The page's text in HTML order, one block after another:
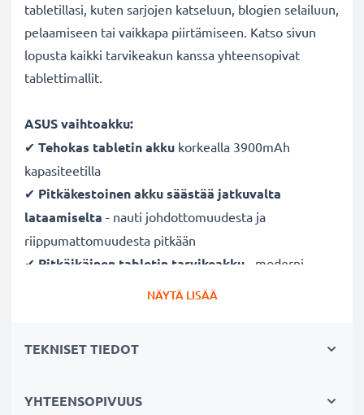
tabletillasi, kuten sarjojen katseluun, blogien selailuun,
pelaamiseen tai vaikkapa piirtämiseen. Katso sivun
lopusta kaikki tarvikeakun kanssa yhteensopivat
tablettimallit.
ASUS vaihtoakku:
✔ Tehokas tabletin akku korkealla 3900mAh
kapasiteetilla
✔ Pitkäkestoinen akku säästää jatkuvalta
lataamiselta - nauti johdottomuudesta ja
riippumattomuudesta pitkään
✔ Pitkäikäinen tabletin tarvikeakku - moderni
Litium-tekniikka ilman vaikutusta muistiin
✔Säännöllinen ja kattava testaus
- jokainen kenno
✔100% yhteensopiva
- korvaa alkuperäisen tabletin
NÄYTÄ LISÄÄ
TEKNISET TIEDOT
YHTEENSOPIVUUS